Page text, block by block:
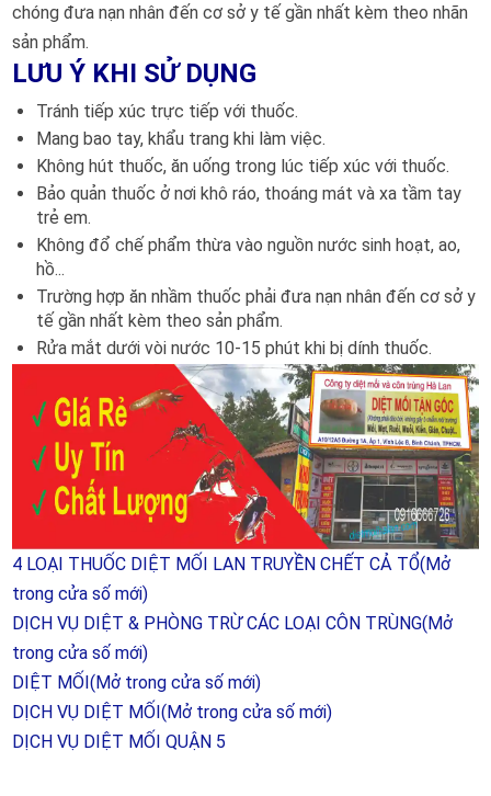
chóng đưa nạn nhân đến cơ sở y tế gần nhất kèm theo nhãn
sản phẩm.
LƯU Ý KHI SỬ DỤNG
Tránh tiếp xúc trực tiếp với thuốc.
Mang bao tay, khẩu trang khi làm việc.
Không hút thuốc, ăn uống trong lúc tiếp xúc với thuốc.
Bảo quản thuốc ở nơi khô ráo, thoáng mát và xa tầm tay
trẻ em.
Không đổ chế phẩm thừa vào nguồn nước sinh hoạt, ao,
hồ...
Trường hợp ăn nhầm thuốc phải đưa nạn nhân đến cơ sở y
tế gần nhất kèm theo sản phẩm.
Rửa mắt dưới vòi nước 10-15 phút khi bị dính thuốc.
4 LOẠI THUỐC DIỆT MỐI LAN TRUYỀN CHẾT CẢ TỔ(Mở
trong cửa số mới)
DỊCH VỤ DIỆT & PHÒNG TRỪ CÁC LOẠI CÔN TRÙNG(Mở
trong cửa số mới)
DIỆT MỐI(Mở trong cửa số mới)
DỊCH VỤ DIỆT MỐI(Mở trong cửa số mới)
DỊCH VỤ DIỆT MỐI QUẬN 5